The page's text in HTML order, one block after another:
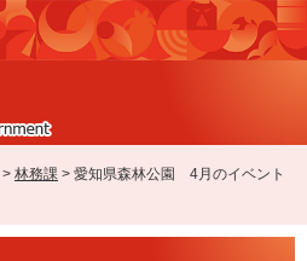
> 林務課 > 愛知県森林公園 4月のイベント